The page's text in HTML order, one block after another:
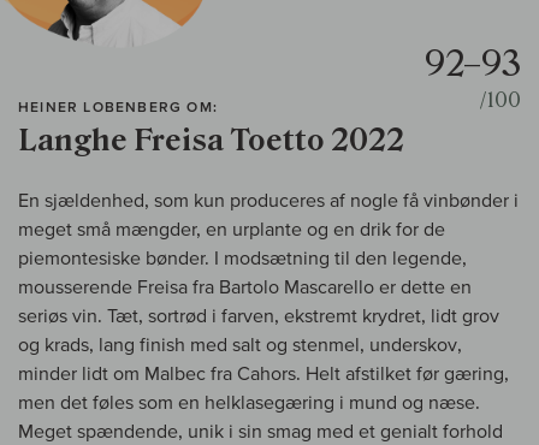
HEINER LOBENBERG OM:
Langhe Freisa Toetto 2022
92–93
/100
En sjældenhed, som kun produceres af nogle få vinbønder i
meget små mængder, en urplante og en drik for de
piemontesiske bønder. I modsætning til den legende,
mousserende Freisa fra Bartolo Mascarello er dette en
seriøs vin. Tæt, sortrød i farven, ekstremt krydret, lidt grov
og krads, lang finish med salt og stenmel, underskov,
minder lidt om Malbec fra Cahors. Helt afstilket før gæring,
men det føles som en helklasegæring i mund og næse.
Meget spændende, unik i sin smag med et genialt forhold